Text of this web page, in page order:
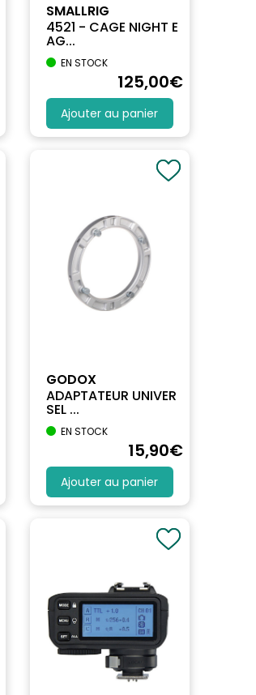
SMALLRIG
4521 - CAGE NIGHT E
AG...
EN STOCK
125,00€
Ajouter au panier
GODOX
ADAPTATEUR UNIVER
SEL ...
EN STOCK
15,90€
Ajouter au panier